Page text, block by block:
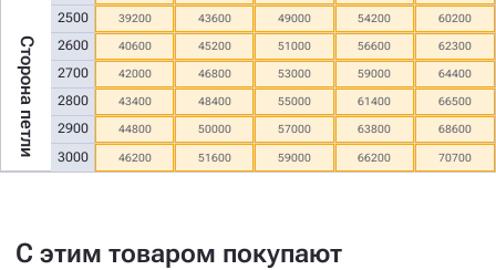
Сторона петли
2500
2600
2700
2800
2900
3000
39200 43600 49000 54200 60200
40600 45200 51000 56600 62300
42000 46800 53000 59000 64400
43400 48400 55000 61400 66500
44800 50000 57000 63800 68600
46200 51600 59000 66200 70700
С этим товаром покупают